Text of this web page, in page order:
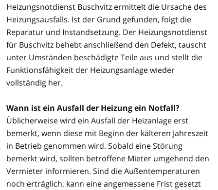
Heizungsnotdienst Buschvitz ermittelt die Ursache des
Heizungsausfalls. Ist der Grund gefunden, folgt die
Reparatur und Instandsetzung. Der Heizungsnotdienst
für Buschvitz behebt anschließend den Defekt, tauscht
unter Umständen beschädigte Teile aus und stellt die
Funktionsfähigkeit der Heizungsanlage wieder
vollständig her.
Wann ist ein Ausfall der Heizung ein Notfall?
Üblicherweise wird ein Ausfall der Heizanlage erst
bemerkt, wenn diese mit Beginn der kälteren Jahreszeit
in Betrieb genommen wird. Sobald eine Störung
bemerkt wird, sollten betroffene Mieter umgehend den
Vermieter informieren. Sind die Außentemperaturen
noch erträglich, kann eine angemessene Frist gesetzt